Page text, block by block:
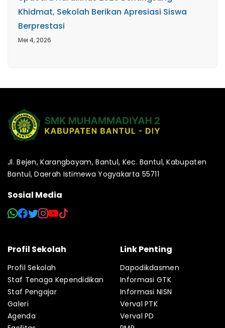
Khidmat, Sekolah Berikan Apresiasi Siswa
Berprestasi
Mei 4, 2026
Jl. Bejen, Karangbayam, Bantul, Kec. Bantul, Kabupaten
Bantul, Daerah Istimewa Yogyakarta 55711
Sosial Media
Profil Sekolah
Profil Sekolah
Staf Tenaga Kependidikan
Staf Pengajar
Galeri
Agenda
Link Penting
Dapodikdasmen
Informasi GTK
Informasi NISN
Verval PTK
Verval PD